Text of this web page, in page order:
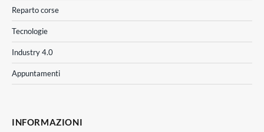
Reparto corse
Tecnologie
Industry 4.0
Appuntamenti
INFORMAZIONI